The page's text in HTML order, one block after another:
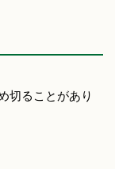
切ることがあり